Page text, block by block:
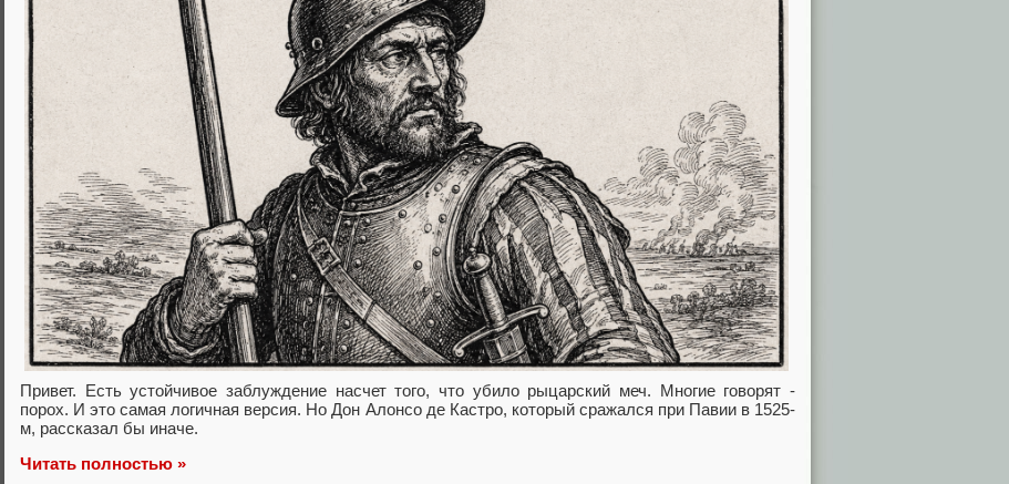
Привет. Есть устойчивое заблуждение насчет того, что убило рыцарский меч. Многие говорят -
порох. И это самая логичная версия. Но Дон Алонсо де Кастро, который сражался при Павии в 1525-
м, рассказал бы иначе.
Читать полностью »